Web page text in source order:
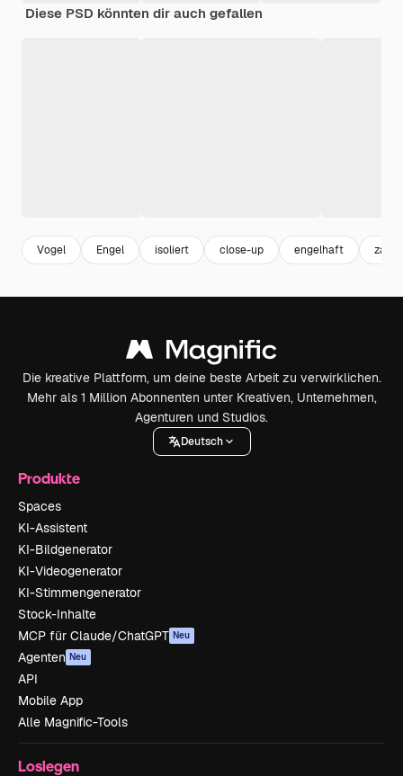
Diese PSD könnten dir auch gefallen
Vogel Engel isoliert close-up engelhaft zart
Die kreative Plattform, um deine beste Arbeit zu verwirklichen.
Mehr als 1 Million Abonnenten unter Kreativen, Unternehmen,
Agenturen und Studios.
Deutsch
Produkte
Spaces
KI-Assistent
KI-Bildgenerator
KI-Videogenerator
KI-Stimmengenerator
Stock-Inhalte
MCP für Claude/ChatGPT Neu
Agenten Neu
API
Mobile App
Alle Magnific-Tools
Loslegen